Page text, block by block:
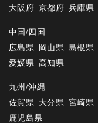
大阪府 京都府 兵庫県
中国/四国
広島県 岡山県 島根県
愛媛県 高知県
九州/沖縄
佐賀県 大分県 宮崎県
鹿児島県